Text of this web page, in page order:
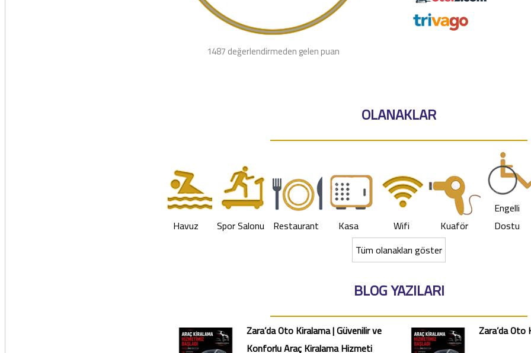
1487 değerlendirmeden gelen puan
OLANAKLAR
Havuz Spor Salonu Restaurant Kasa Wifi Kuaför
Engelli
Dostu
Tüm olanakları göster
BLOG YAZILARI
Zara’da Oto Kiralama | Güvenilir ve
Konforlu Araç Kiralama Hizmeti
Zara’da Oto